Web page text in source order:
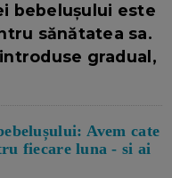
bebelușului este
sănătatea sa.
gradual,
Avem cate
fiecare luna - si ai